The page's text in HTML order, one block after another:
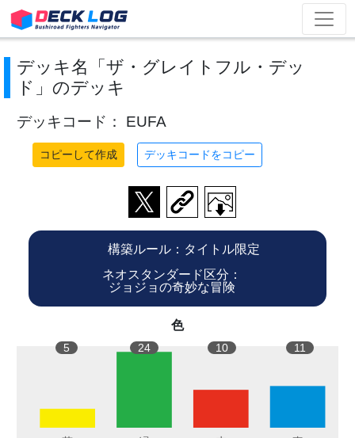
デッキ名「ザ・グレイトフル・デッ
ド」のデッキ
デッキコード： EUFA
コピーして作成 デッキコードをコピー
構築ルール：タイトル限定
ネオスタンダード区分：
ジョジョの奇妙な冒険
色
5 24 10 11